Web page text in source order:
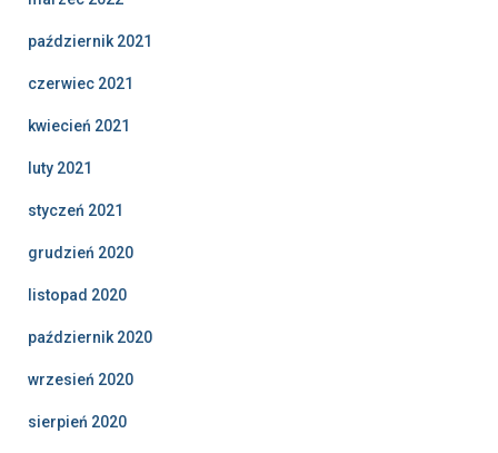
październik 2021
czerwiec 2021
kwiecień 2021
luty 2021
styczeń 2021
grudzień 2020
listopad 2020
październik 2020
wrzesień 2020
sierpień 2020